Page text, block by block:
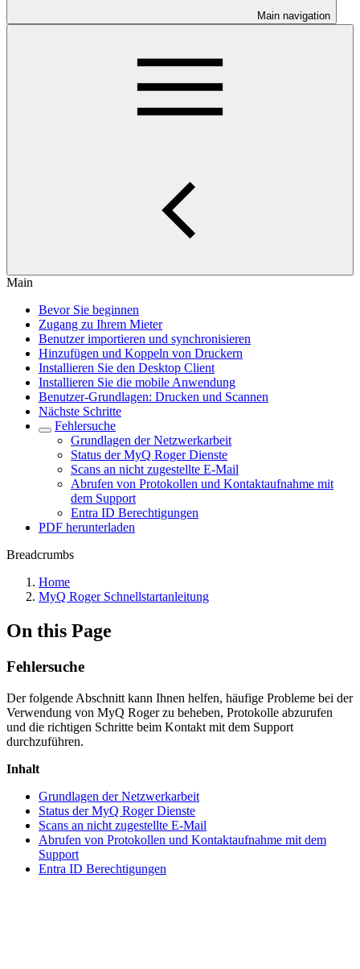
Main navigation
Main
Bevor Sie beginnen
Zugang zu Ihrem Mieter
Benutzer importieren und synchronisieren
Hinzufügen und Koppeln von Druckern
Installieren Sie den Desktop Client
Installieren Sie die mobile Anwendung
Benutzer-Grundlagen: Drucken und Scannen
Nächste Schritte
Fehlersuche
Grundlagen der Netzwerkarbeit
Status der MyQ Roger Dienste
Scans an nicht zugestellte E-Mail
Abrufen von Protokollen und Kontaktaufnahme mit
dem Support
Entra ID Berechtigungen
PDF herunterladen
Breadcrumbs
Home
MyQ Roger Schnellstartanleitung
On this Page
Fehlersuche
Der folgende Abschnitt kann Ihnen helfen, häufige Probleme bei der
Verwendung von MyQ Roger zu beheben, Protokolle abzurufen
und die richtigen Schritte beim Kontakt mit dem Support
durchzuführen.
Inhalt
Grundlagen der Netzwerkarbeit
Status der MyQ Roger Dienste
Scans an nicht zugestellte E-Mail
Abrufen von Protokollen und Kontaktaufnahme mit dem
Support
Entra ID Berechtigungen